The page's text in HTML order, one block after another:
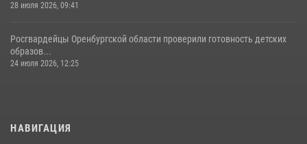
28 июля 2026, 09:41
Росгвардейцы Оренбургской области проверили готовность детских
образов...
24 июля 2026, 12:25
НАВИГАЦИЯ